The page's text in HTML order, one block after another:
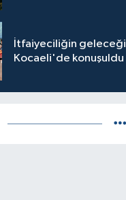
İtfaiyeciliğin geleceği
Kocaeli'de konuşuldu